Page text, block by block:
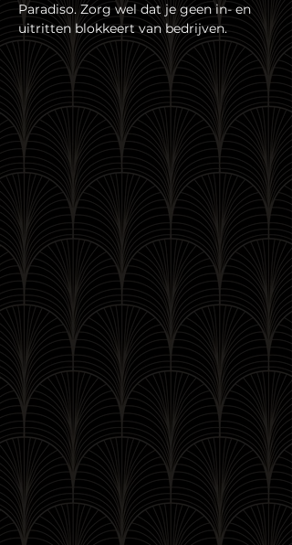
Paradiso. Zorg wel dat je geen in- en
uitritten blokkeert van bedrijven.